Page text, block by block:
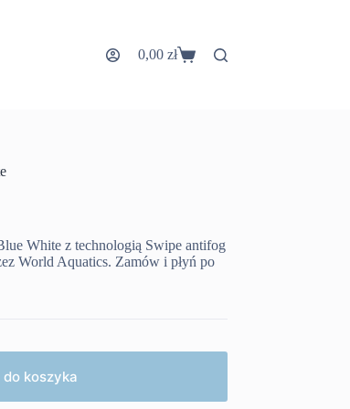
Koszyk
0,00 zł
White z technologią Swipe antifog
World Aquatics. Zamów i płyń po
do koszyka